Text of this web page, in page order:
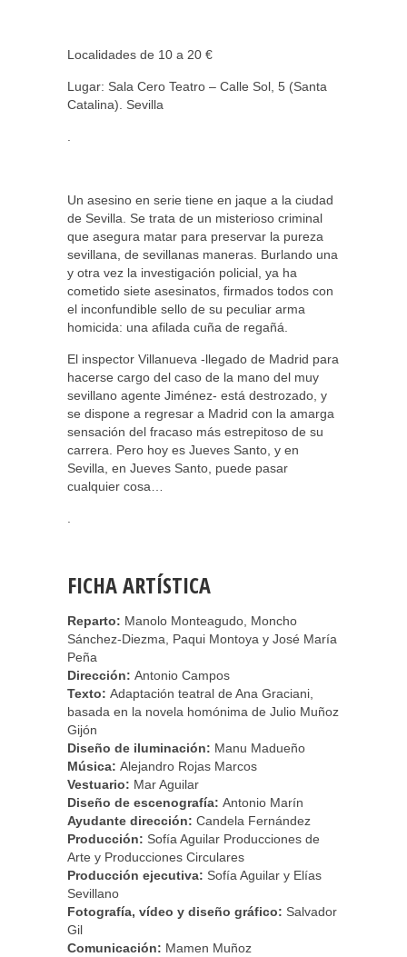
Localidades de 10 a 20 €
Lugar: Sala Cero Teatro – Calle Sol, 5 (Santa
Catalina). Sevilla
.
Un asesino en serie tiene en jaque a la ciudad
de Sevilla. Se trata de un misterioso criminal
que asegura matar para preservar la pureza
sevillana, de sevillanas maneras. Burlando una
y otra vez la investigación policial, ya ha
cometido siete asesinatos, firmados todos con
el inconfundible sello de su peculiar arma
homicida: una afilada cuña de regañá.
El inspector Villanueva -llegado de Madrid para
hacerse cargo del caso de la mano del muy
sevillano agente Jiménez- está destrozado, y
se dispone a regresar a Madrid con la amarga
sensación del fracaso más estrepitoso de su
carrera. Pero hoy es Jueves Santo, y en
Sevilla, en Jueves Santo, puede pasar
cualquier cosa…
.
FICHA ARTÍSTICA
Reparto: Manolo Monteagudo, Moncho
Sánchez-Diezma, Paqui Montoya y José María
Peña
Dirección: Antonio Campos
Texto: Adaptación teatral de Ana Graciani,
basada en la novela homónima de Julio Muñoz
Gijón
Diseño de iluminación: Manu Madueño
Música: Alejandro Rojas Marcos
Vestuario: Mar Aguilar
Diseño de escenografía: Antonio Marín
Ayudante dirección: Candela Fernández
Producción: Sofía Aguilar Producciones de
Arte y Producciones Circulares
Producción ejecutiva: Sofía Aguilar y Elías
Sevillano
Fotografía, vídeo y diseño gráfico: Salvador
Gil
Comunicación: Mamen Muñoz